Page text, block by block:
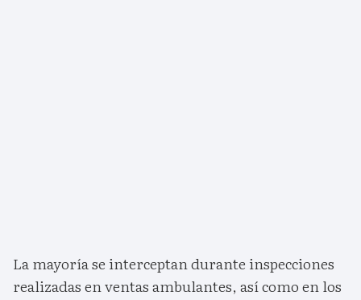
La mayoría se interceptan durante inspecciones
realizadas en ventas ambulantes, así como en los